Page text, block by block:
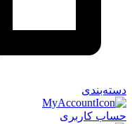
دسته‌بندی
حساب کاربری